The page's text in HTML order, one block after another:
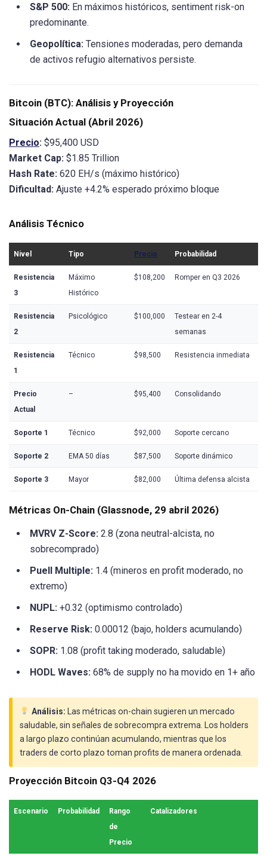
S&P 500: En máximos históricos, sentiment risk-on
predominante.
Geopolítica: Tensiones moderadas, pero demanda
de activos refugio alternativos persiste.
Bitcoin (BTC): Análisis y Proyección
Situación Actual (Abril 2026)
Precio: $95,400 USD
Market Cap: $1.85 Trillion
Hash Rate: 620 EH/s (máximo histórico)
Dificultad: Ajuste +4.2% esperado próximo bloque
Análisis Técnico
Nivel Tipo Precio Probabilidad
Resistencia
3
Máximo
Histórico
$108,200 Romper en Q3 2026
Resistencia
2
Psicológico $100,000
Testear en 2-4
semanas
Resistencia
1
Técnico $98,500 Resistencia inmediata
Precio
Actual
– $95,400 Consolidando
Soporte 1 Técnico $92,000 Soporte cercano
Soporte 2 EMA 50 días $87,500 Soporte dinámico
Soporte 3 Mayor $82,000 Última defensa alcista
Métricas On-Chain (Glassnode, 29 abril 2026)
MVRV Z-Score: 2.8 (zona neutral-alcista, no
sobrecomprado)
Puell Multiple: 1.4 (mineros en profit moderado, no
extremo)
NUPL: +0.32 (optimismo controlado)
Reserve Risk: 0.00012 (bajo, holders acumulando)
SOPR: 1.08 (profit taking moderado, saludable)
HODL Waves: 68% de supply no ha movido en 1+ año
Análisis: Las métricas on-chain sugieren un mercado
saludable, sin señales de sobrecompra extrema. Los holders
a largo plazo continúan acumulando, mientras que los
traders de corto plazo toman profits de manera ordenada.
Proyección Bitcoin Q3-Q4 2026
Escenario Probabilidad
Rango
de
Precio
Catalizadores